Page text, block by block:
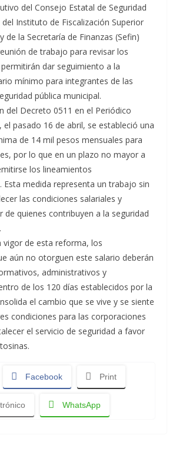
del Consejo Estatal de Seguridad
del Instituto de Fiscalización Superior
de la Secretaría de Finanzas (Sefin)
de trabajo para revisar los
dar seguimiento a la
mínimo para integrantes de las
pública municipal.
del Decreto 0511 en el Periódico
el pasado 16 de abril, se estableció una
de 14 mil pesos mensuales para
por lo que en un plazo no mayor a
los lineamientos
Esta medida representa un trabajo sin
las condiciones salariales y
de quienes contribuyen a la seguridad
vigor de esta reforma, los
aún no otorguen este salario deberán
administrativos y
de los 120 días establecidos por la
el cambio que se vive y se siente
condiciones para las corporaciones
el servicio de seguridad a favor
Facebook Print
WhatsApp